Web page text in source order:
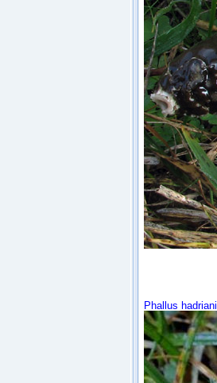
Phallus hadriani